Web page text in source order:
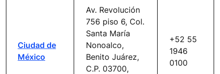
Ciudad de
México
Av. Revolución
756 piso 6, Col.
Santa María
Nonoalco,
Benito Juárez,
C.P. 03700,
+52 55
1946
0100